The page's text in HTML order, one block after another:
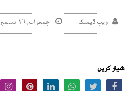
ویب ڈیسک جمعرات, ۱۶ دسمبر ۲۰۲۱
شیئر کریں